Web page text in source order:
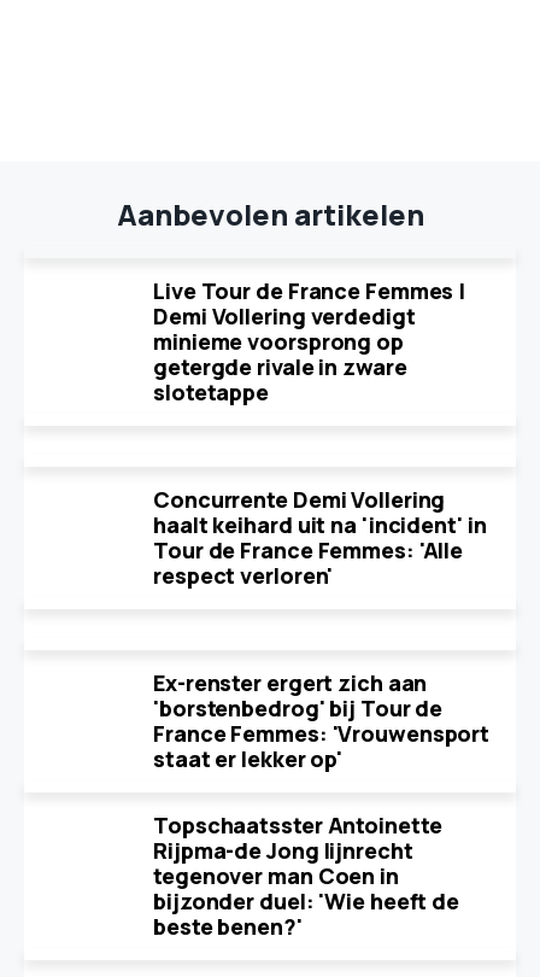
Aanbevolen artikelen
Live Tour de France Femmes |
Demi Vollering verdedigt
minieme voorsprong op
getergde rivale in zware
slotetappe
Concurrente Demi Vollering
haalt keihard uit na 'incident' in
Tour de France Femmes: 'Alle
respect verloren'
Ex-renster ergert zich aan
'borstenbedrog' bij Tour de
France Femmes: 'Vrouwensport
staat er lekker op'
Topschaatsster Antoinette
Rijpma-de Jong lijnrecht
tegenover man Coen in
bijzonder duel: 'Wie heeft de
beste benen?'